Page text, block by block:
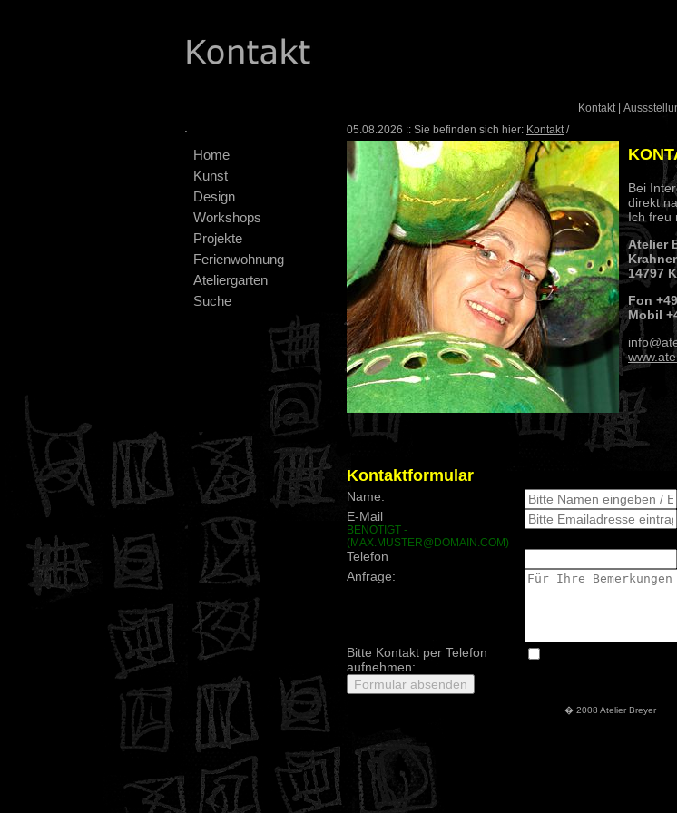
Kontakt|
Home
Kunst
Design
Workshops
Projekte
Ferienwohnung
Ateliergarten
Suche
05.08.2026 :: Sie befinden sich hier: Kontakt/
Bei
direkt
Ich freu
Atelier
14797
Fon
Mobil
info
Kontaktformular
Name:
E-Mail
BENÖTIGT -
(MAX.MUSTER@DOMAIN.COM)
Telefon
Anfrage:
Bitte Kontakt per Telefon
aufnehmen:
� 2008 Atelier Breyer